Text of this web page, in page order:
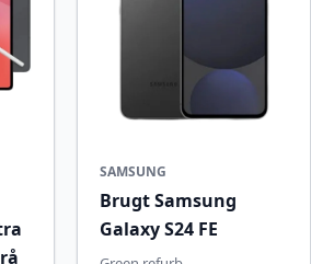
SAMSUNG
Brugt Samsung
Galaxy S24 FE